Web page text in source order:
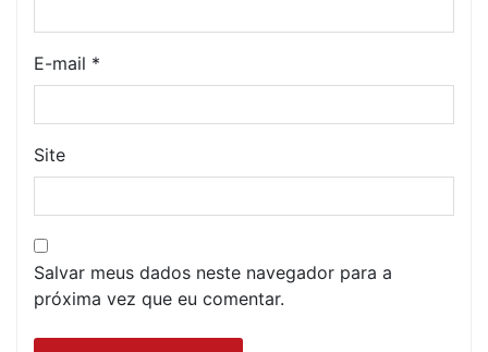
E-mail *
Site
Salvar meus dados neste navegador para a
próxima vez que eu comentar.